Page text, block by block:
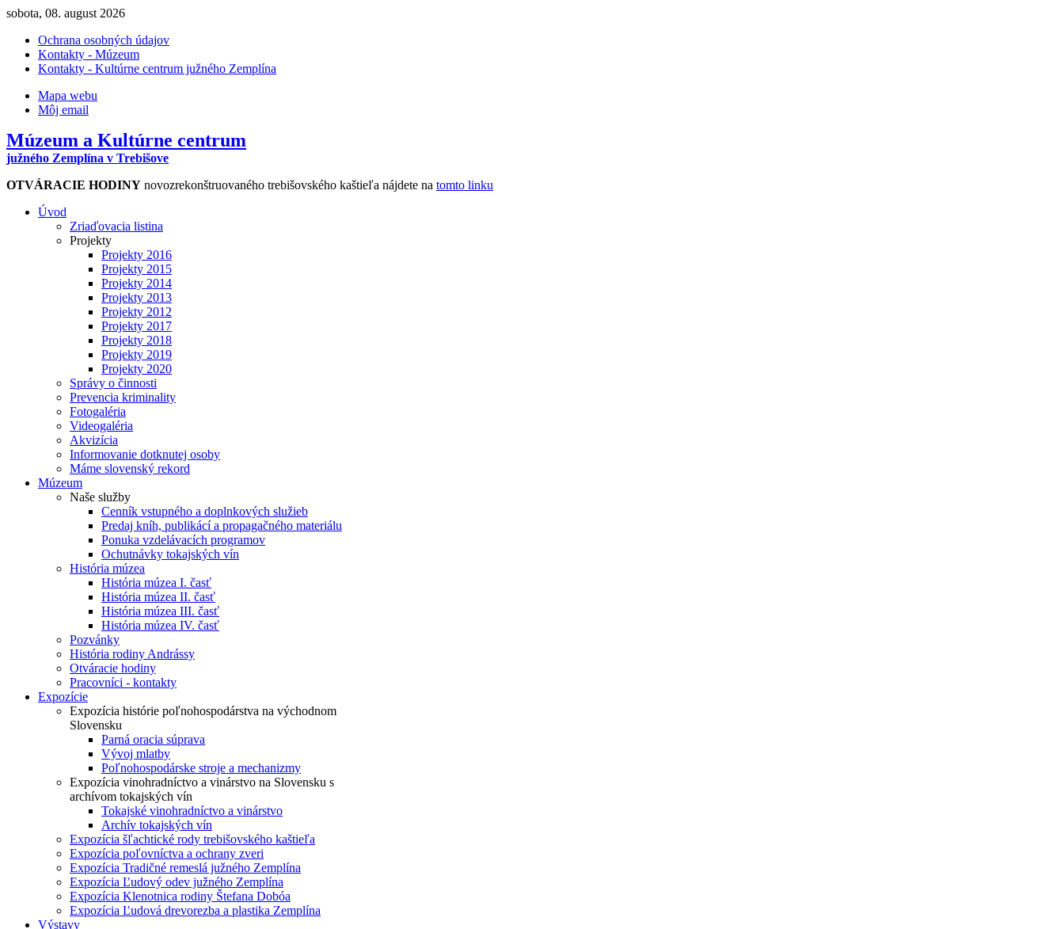
sobota, 08. august 2026
Ochrana osobných údajov
Kontakty - Múzeum
Kontakty - Kultúrne centrum južného Zemplína
Mapa webu
Môj email
Múzeum a Kultúrne centrum
južného Zemplína v Trebišove
OTVÁRACIE HODINY novozrekonštruovaného trebišovského kaštieľa nájdete na tomto linku
Úvod
Zriaďovacia listina
Projekty
Projekty 2016
Projekty 2015
Projekty 2014
Projekty 2013
Projekty 2012
Projekty 2017
Projekty 2018
Projekty 2019
Projekty 2020
Správy o činnosti
Prevencia kriminality
Fotogaléria
Videogaléria
Akvizícia
Informovanie dotknutej osoby
Máme slovenský rekord
Múzeum
Naše služby
Cenník vstupného a doplnkových služieb
Predaj kníh, publikácí a propagačného materiálu
Ponuka vzdelávacích programov
Ochutnávky tokajských vín
História múzea
História múzea I. časť
História múzea II. časť
História múzea III. časť
História múzea IV. časť
Pozvánky
História rodiny Andrássy
Otváracie hodiny
Pracovníci - kontakty
Expozície
Expozícia histórie poľnohospodárstva na východnom
Slovensku
Parná oracia súprava
Vývoj mlatby
Poľnohospodárske stroje a mechanizmy
Expozícia vinohradníctvo a vinárstvo na Slovensku s
archívom tokajských vín
Tokajské vinohradníctvo a vinárstvo
Archív tokajských vín
Expozícia šľachtické rody trebišovského kaštieľa
Expozícia poľovníctva a ochrany zveri
Expozícia Tradičné remeslá južného Zemplína
Expozícia Ľudový odev južného Zemplína
Expozícia Klenotnica rodiny Štefana Dobóa
Expozícia Ľudová drevorezba a plastika Zemplína
Výstavy